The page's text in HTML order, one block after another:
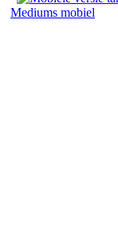
Mediums mobiel